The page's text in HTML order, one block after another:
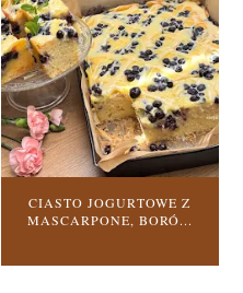
CIASTO JOGURTOWE Z
MASCARPONE, BORÓ...